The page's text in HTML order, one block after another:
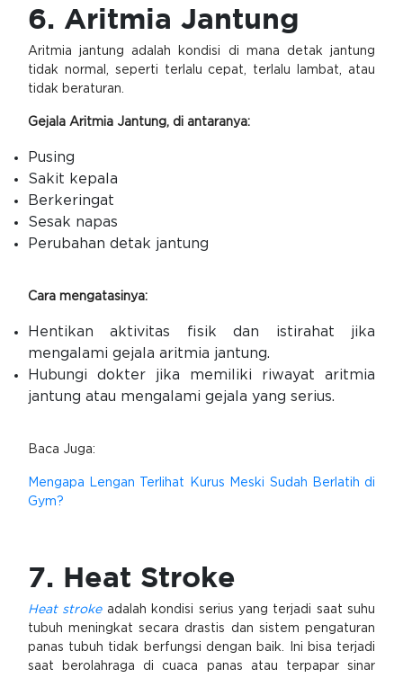
6. Aritmia Jantung
Aritmia jantung adalah kondisi di mana detak jantung
tidak normal, seperti terlalu cepat, terlalu lambat, atau
tidak beraturan.
Gejala Aritmia Jantung, di antaranya:
Pusing
Sakit kepala
Berkeringat
Sesak napas
Perubahan detak jantung
Cara mengatasinya:
Hentikan aktivitas fisik dan istirahat jika
mengalami gejala aritmia jantung.
Hubungi dokter jika memiliki riwayat aritmia
jantung atau mengalami gejala yang serius.
Baca Juga:
Mengapa Lengan Terlihat Kurus Meski Sudah Berlatih di
Gym?
7. Heat Stroke
Heat strokeadalah kondisi serius yang terjadi saat suhu
tubuh meningkat secara drastis dan sistem pengaturan
panas tubuh tidak berfungsi dengan baik. Ini bisa terjadi
saat berolahraga di cuaca panas atau terpapar sinar